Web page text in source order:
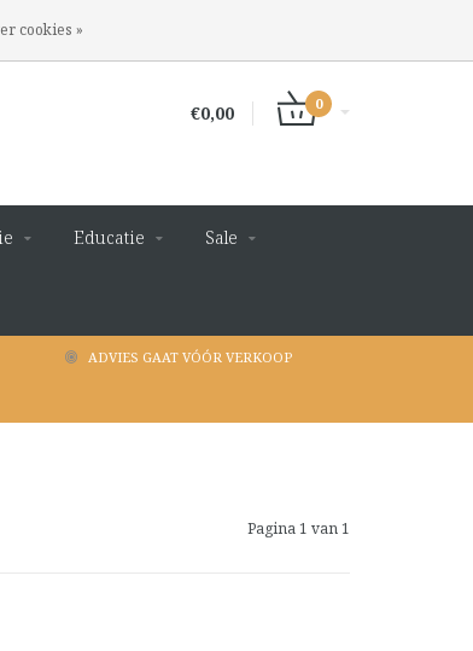
€0,00 0
Educatie Sale
ADVIES GAAT VÓÓR VERKOOP
Pagina 1 van 1
cookies »